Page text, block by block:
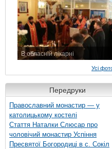
В обласній лікарні
Усі
Передруки
Православний монастир — у
католицькому костелі
Стаття Наталки Слюсар про
чоловічий монастир Успіння
Пресвятої Богородиці в с. Сокіл